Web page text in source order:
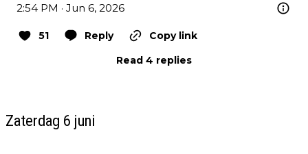
2:54 PM · Jun 6, 2026
51 Reply
Copy link
Read 4 replies
Zaterdag 6 juni